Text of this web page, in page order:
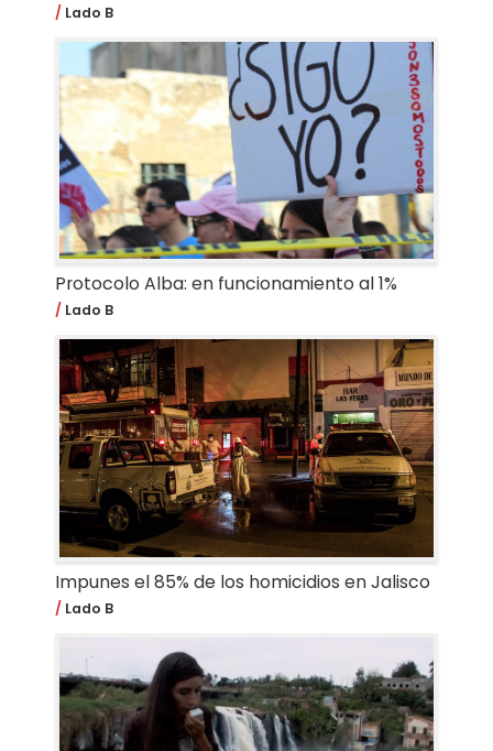
Lado B
Protocolo Alba: en funcionamiento al 1%
Lado B
Impunes el 85% de los homicidios en Jalisco
Lado B